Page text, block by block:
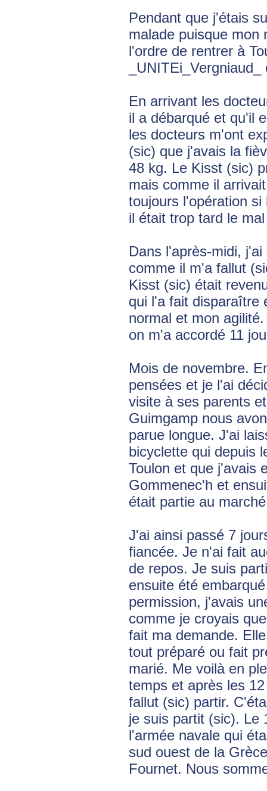
Pendant que j'étais
malade puisque mon
l'ordre de rentrer à
En arrivant les
il a débarqué et qu'il
les docteurs m'ont
(sic) que j'avais la
48 kg. Le Kisst (sic)
mais comme il
toujours l'opération
il était trop tard le
Dans l'après-midi,
comme il m'a fallut
Kisst (sic) était
qui l'a fait disparaître
normal et mon
on m'a accordé 11
Mois de novembre.
pensées et je l'ai
visite à ses parents
Guimgamp nous
parue longue. J'ai
bicyclette qui depuis
Toulon et que j'avais
Gommenec'h et
était partie au
J'ai ainsi passé 7
fiancée. Je n'ai fait
de repos. Je suis
ensuite été
permission, j'avais
comme je croyais
fait ma demande.
tout préparé ou fait
marié. Me voilà en
temps et après les
fallut (sic) partir.
je suis partit (sic). Le
l'armée navale qui
sud ouest de la
Fournet. Nous